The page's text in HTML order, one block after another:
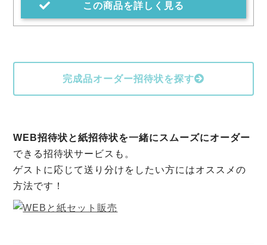
この商品を詳しく見る
完成品オーダー招待状を探す
WEB招待状と紙招待状を一緒にスムーズにオーダー
できる招待状サービスも。
ゲストに応じて送り分けをしたい方にはオススメの
方法です！